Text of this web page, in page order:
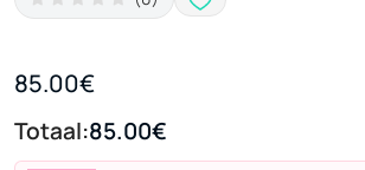
85.00€
Totaal:85.00€